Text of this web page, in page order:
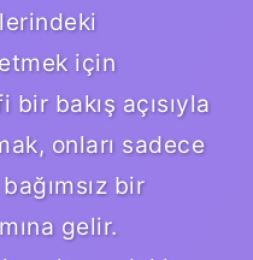
için
bir bakış açısıyla
onları sadece
bir
gelir.